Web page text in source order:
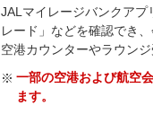
JALマイレージバンクア
レード」などを確認でき
空港カウンターやラウン
一部の空港および航空
ます。